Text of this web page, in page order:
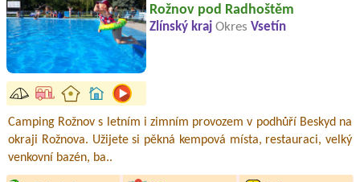
Rožnov pod Radhoštěm
Zlínský kraj Okres Vsetín
Camping Rožnov s letním i zimním provozem v podhůří Beskyd na
okraji Rožnova. Užijete si pěkná kempová místa, restauraci, velký
venkovní bazén, ba..